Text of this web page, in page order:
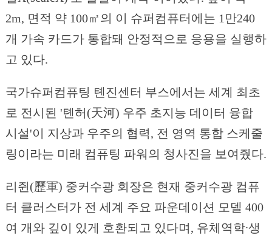
2m, 면적 약 100㎡의 이 슈퍼컴퓨터에는 1만240
개 가속 카드가 통합돼 안정적으로 응용을 실행하
고 있다.
국가슈퍼컴퓨팅 톈진센터 부스에서는 세계 최초
로 전시된 '톈허(天河) 우주 초지능 데이터 융합
시설'이 지상과 우주의 협력, 전 영역 통합 스케줄
링이라는 미래 컴퓨팅 파워의 청사진을 보여줬다.
리쥔(歷軍) 중커수광 회장은 현재 중커수광 컴퓨
터 클러스터가 전 세계 주요 파운데이션 모델 400
여 개와 깊이 있게 호환되고 있다며, 유체역학∙생